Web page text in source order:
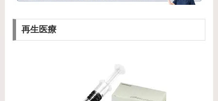
再生医療